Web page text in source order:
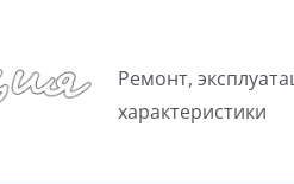
Ремонт,
характеристики